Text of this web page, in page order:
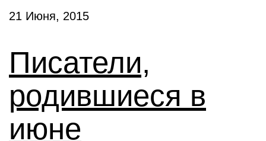
21 Июня, 2015
Писатели,
родившиеся в
июне